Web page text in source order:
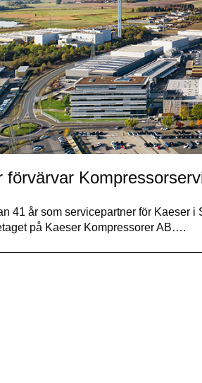
förvärvar
41 år som servicepartner för Kaeser
på Kaeser Kompressorer AB….